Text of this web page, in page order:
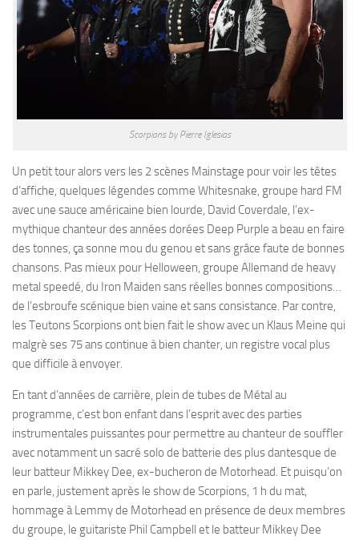
Scorpions by Pierre Iglesias
Un petit tour alors vers les 2 scènes Mainstage pour voir les têtes
d’affiche, quelques légendes comme Whitesnake, groupe hard FM
avec une sauce américaine bien lourde, David Coverdale, l’ex-
mythique chanteur des années dorées Deep Purple a beau en faire
des tonnes, ça sonne mou du genou et sans grâce faute de bonnes
chansons. Pas mieux pour Helloween, groupe Allemand de heavy
metal speedé, du Iron Maiden sans réelles bonnes compositions…
de l’esbroufe scénique bien vaine et sans consistance. Par contre,
les Teutons Scorpions ont bien fait le show avec un Klaus Meine qui
malgrè ses 75 ans continue à bien chanter, un registre vocal plus
que difficile à envoyer.
En tant d’années de carrière, plein de tubes de Métal au
programme, c’est bon enfant dans l’esprit avec des parties
instrumentales puissantes pour permettre au chanteur de souffler
avec notamment un sacré solo de batterie des plus dantesque de
leur batteur Mikkey Dee, ex-bucheron de Motorhead. Et puisqu’on
en parle, justement après le show de Scorpions, 1 h du mat,
hommage à Lemmy de Motorhead en présence de deux membres
du groupe, le guitariste Phil Campbell et le batteur Mikkey Dee